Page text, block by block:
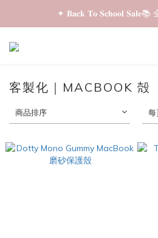
✦ 𝐁𝐚𝐜𝐤 𝐓𝐨 𝐒𝐜𝐡𝐨𝐨𝐥 𝐒𝐚𝐥𝐞📚
✦ 𝐁𝐚𝐜𝐤 𝐓𝐨 𝐒𝐜𝐡𝐨𝐨𝐥 𝐒𝐚𝐥𝐞📚
✦ 全店購物滿 𝐇𝐊𝐃𝟑𝟓𝟎 即享順
客製化｜MACBOOK 殻
商品排序 每